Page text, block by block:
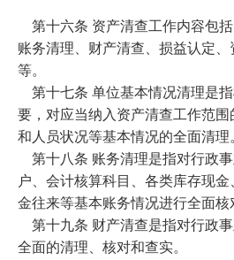
第十六条 资产清查工作内容包括
账务清理、财产清查、损益认定
等。
第十七条 单位基本情况清理是
要，对应当纳入资产清查工作范
和人员状况等基本情况的全面清理。
第十八条 账务清理是指对行政
户、会计核算科目、各类库存现
金往来等基本账务情况进行全面核
第十九条 财产清查是指对行政
全面的清理、核对和查实。